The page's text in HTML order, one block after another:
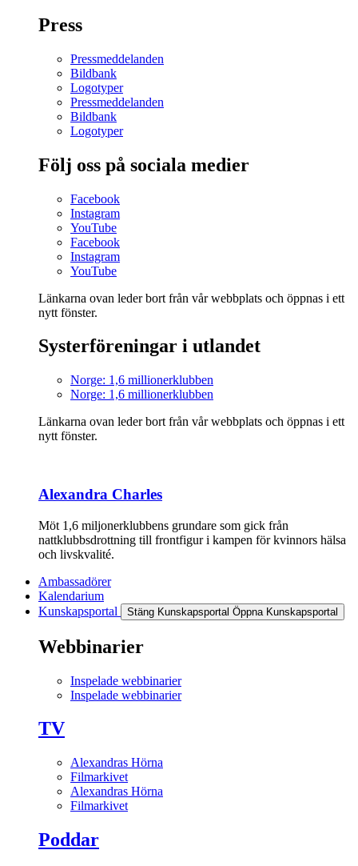
Press
Pressmeddelanden
Bildbank
Logotyper
Pressmeddelanden
Bildbank
Logotyper
Följ oss på sociala medier
Facebook
Instagram
YouTube
Facebook
Instagram
YouTube
Länkarna ovan leder bort från vår webbplats och öppnas i ett
nytt fönster.
Systerföreningar i utlandet
Norge: 1,6 millionerklubben
Norge: 1,6 millionerklubben
Länkarna ovan leder bort från vår webbplats och öppnas i ett
nytt fönster.
Alexandra Charles
Möt 1,6 miljonerklubbens grundare som gick från
nattklubbsdrottning till frontfigur i kampen för kvinnors hälsa
och livskvalité.
Ambassadörer
Kalendarium
Kunskapsportal
Stäng Kunskapsportal Öppna Kunskapsportal
Webbinarier
Inspelade webbinarier
Inspelade webbinarier
TV
Alexandras Hörna
Filmarkivet
Alexandras Hörna
Filmarkivet
Poddar